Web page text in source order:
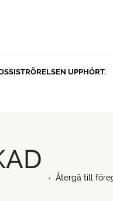
UPPHÖRT.
Återgå till